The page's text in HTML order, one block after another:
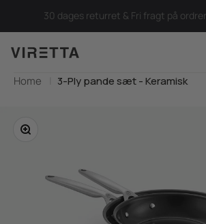
30 dages returret & Fri fragt på ordrer
Viretta.dk
Home 3-Ply pande sæt - Keramisk
Zoom